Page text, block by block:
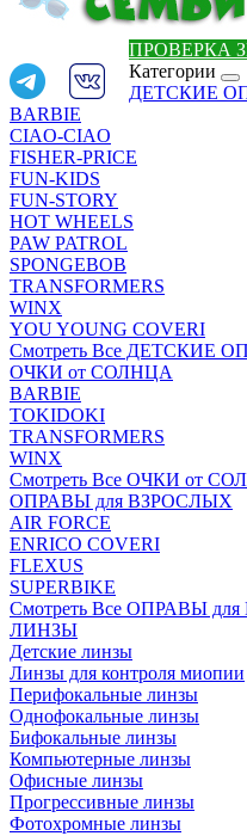
ПРОВЕРКА
Категории
ДЕТСКИЕ
BARBIE
CIAO-CIAO
FISHER-PRICE
FUN-KIDS
FUN-STORY
HOT WHEELS
PAW PATROL
SPONGEBOB
TRANSFORMERS
WINX
YOU YOUNG COVERI
Смотреть Все ДЕТСКИЕ
ОЧКИ от СОЛНЦА
BARBIE
TOKIDOKI
TRANSFORMERS
WINX
Смотреть Все ОЧКИ от
ОПРАВЫ для ВЗРОСЛЫХ
AIR FORCE
ENRICO COVERI
FLEXUS
SUPERBIKE
Смотреть Все ОПРАВЫ
ЛИНЗЫ
Детские линзы
Линзы для контроля миопии
Перифокальные линзы
Однофокальные линзы
Бифокальные линзы
Компьютерные линзы
Офисные линзы
Прогрессивные линзы
Фотохромные линзы